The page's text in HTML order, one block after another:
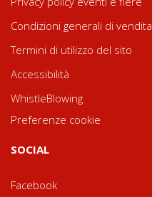
Condizioni generali di vendita
Termini di utilizzo del sito
Accessibilità
WhistleBlowing
Preferenze cookie
SOCIAL
Facebook